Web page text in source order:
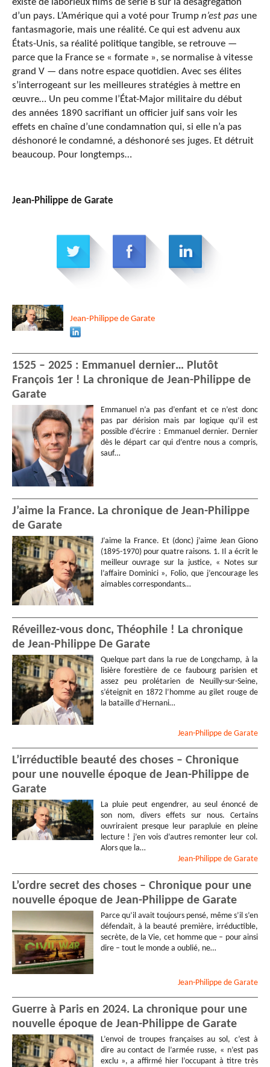
existe de laborieux films de série B sur la désagrégation
d’un pays. L’Amérique qui a voté pour Trump n’est pas une
fantasmagorie, mais une réalité. Ce qui est advenu aux
États-Unis, sa réalité politique tangible, se retrouve —
parce que la France se « formate », se normalise à vitesse
grand V — dans notre espace quotidien. Avec ses élites
s’interrogeant sur les meilleures stratégies à mettre en
œuvre… Un peu comme l’État-Major militaire du début
des années 1890 sacrifiant un officier juif sans voir les
effets en chaîne d’une condamnation qui, si elle n’a pas
déshonoré le condamné, a déshonoré ses juges. Et détruit
beaucoup. Pour longtemps…
Jean-Philippe de Garate
Jean-Philippe de Garate
1525 – 2025 : Emmanuel dernier… Plutôt
François 1er ! La chronique de Jean-Philippe de
Garate
Emmanuel n’a pas d’enfant et ce n’est donc
pas par dérision mais par logique qu’il est
possible d’écrire : Emmanuel dernier. Dernier
dès le départ car qui d’entre nous a compris,
sauf…
J’aime la France. La chronique de Jean-Philippe
de Garate
J’aime la France. Et (donc) j’aime Jean Giono
(1895-1970) pour quatre raisons. 1. Il a écrit le
meilleur ouvrage sur la justice, « Notes sur
l’affaire Dominici », Folio, que j’encourage les
aimables correspondants…
Réveillez-vous donc, Théophile ! La chronique
de Jean-Philippe De Garate
Quelque part dans la rue de Longchamp, à la
lisière forestière de ce faubourg parisien et
assez peu prolétarien de Neuilly-sur-Seine,
s’éteignit en 1872 l’homme au gilet rouge de
la bataille d’Hernani…
Jean-Philippe de Garate
L’irréductible beauté des choses – Chronique
pour une nouvelle époque de Jean-Philippe de
Garate
La pluie peut engendrer, au seul énoncé de
son nom, divers effets sur nous. Certains
ouvriraient presque leur parapluie en pleine
lecture ! j’en vois d’autres remonter leur col.
Alors que la…
Jean-Philippe de Garate
L’ordre secret des choses – Chronique pour une
nouvelle époque de Jean-Philippe de Garate
Parce qu’il avait toujours pensé, même s’il s’en
défendait, à la beauté première, irréductible,
secrète, de la Vie, cet homme que – pour ainsi
dire – tout le monde a oublié, ne…
Jean-Philippe de Garate
Guerre à Paris en 2024. La chronique pour une
nouvelle époque de Jean-Philippe de Garate
L’envoi de troupes françaises au sol, c’est à
dire au contact de l’armée russe, « n’est pas
exclu », a affirmé hier l’occupant à titre très